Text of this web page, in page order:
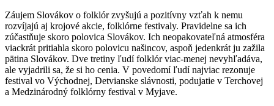
Záujem Slovákov o folklór zvyšujú a pozitívny vzťah k nemu
rozvíjajú aj krojové akcie, folklórne festivaly. Pravidelne sa ich
zúčastňuje skoro polovica Slovákov. Ich neopakovateľná atmosféra
viackrát pritiahla skoro polovicu našincov, aspoň jedenkrát ju zažila
pätina Slovákov. Dve tretiny ľudí folklór viac-menej nevyhľadáva,
ale vyjadrili sa, že si ho cenia. V povedomí ľudí najviac rezonuje
festival vo Východnej, Detvianske slávnosti, podujatie v Terchovej
a Medzinárodný folklórny festival v Myjave.